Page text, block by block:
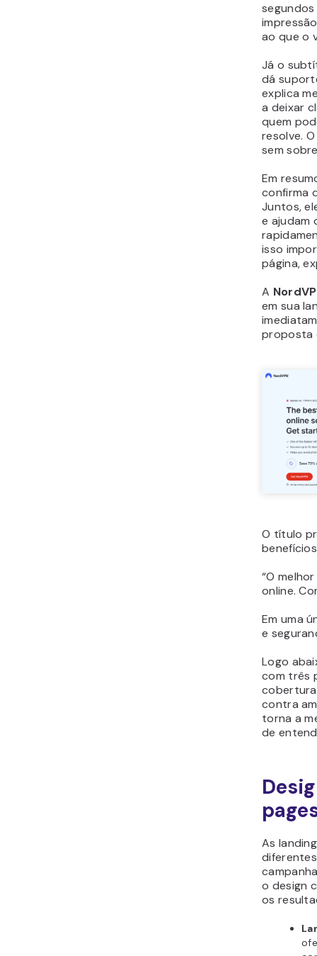
ao que o
Já o
dá
explica
a deixar
quem
resolve.
sem
Em
confirma
Juntos,
e ajudam
isso
página,
A
em sua
proposta
O título
“O
online.
Em uma
e
Logo
com três
contra
torna a
de
As
o design
os